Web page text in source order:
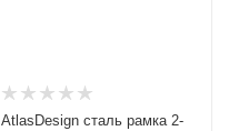
AtlasDesign сталь рамка 2-